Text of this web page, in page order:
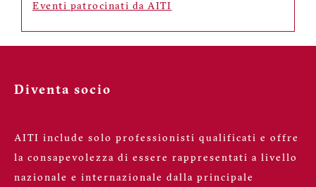
Eventi patrocinati da AITI
Diventa socio
AITI include solo professionisti qualificati e offre
la consapevolezza di essere rappresentati a livello
nazionale e internazionale dalla principale